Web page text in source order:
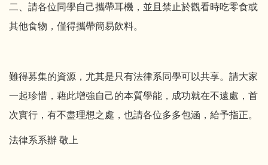
二、請各位同學自己攜帶耳機，並且禁止於觀看時吃零食或
其他食物，僅得攜帶簡易飲料。
難得募集的資源，尤其是只有法律系同學可以共享。請大家
一起珍惜，藉此增強自己的本質學能，成功就在不遠處，首
次實行，有不盡理想之處，也請各位多多包涵，給予指正。
法律系系辦 敬上